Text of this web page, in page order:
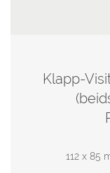
Klapp-
112 x 85